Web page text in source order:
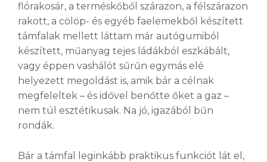
flórakosár, a terméskőből szárazon, a félszárazon
rakott, a cölöp- és egyéb faelemekből készített
támfalak mellett láttam már autógumiból
készített, műanyag tejes ládákból eszkábált,
vagy éppen vashálót sűrűn egymás elé
helyezett megoldást is, amik bár a célnak
megfeleltek – és idővel benőtte őket a gaz –
nem túl esztétikusak. Na jó, igazából bűn
rondák.
Bár a támfal leginkább praktikus funkciót lát el,